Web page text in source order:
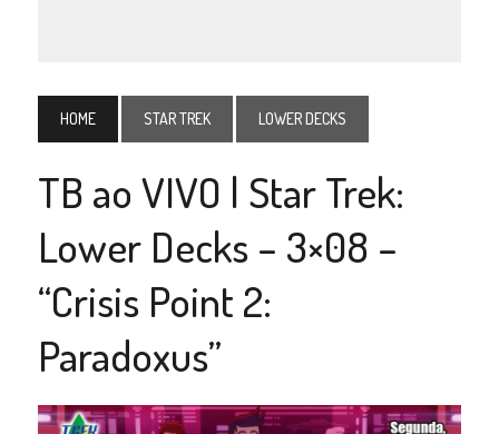
HOME STAR TREK LOWER DECKS
TB ao VIVO | Star Trek:
Lower Decks – 3×08 –
“Crisis Point 2:
Paradoxus”